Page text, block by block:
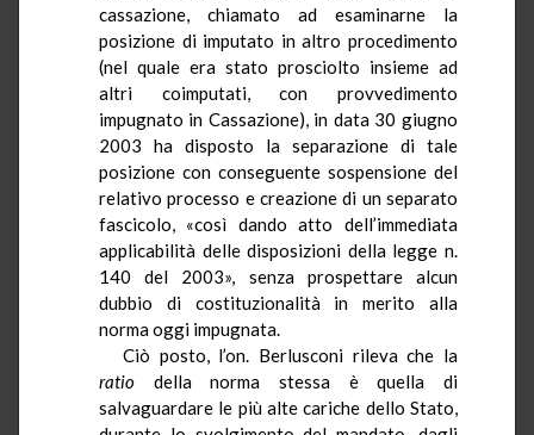
cassazione, chiamato ad esaminarne la
posizione di imputato in altro procedimento
(nel quale era stato prosciolto insieme ad
altri coimputati, con provvedimento
impugnato in Cassazione), in data 30 giugno
2003 ha disposto la separazione di tale
posizione con conseguente sospensione del
relativo processo e creazione di un separato
fascicolo, «così dando atto dell’immediata
applicabilità delle disposizioni della legge n.
140 del 2003», senza prospettare alcun
dubbio di costituzionalità in merito alla
norma oggi impugnata.
Ciò posto, l’on. Berlusconi rileva che la
ratiodella norma stessa è quella di
salvaguardare le più alte cariche dello Stato,